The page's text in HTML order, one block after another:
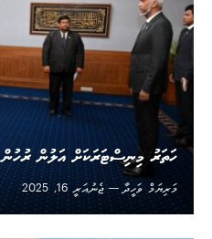
ހަތަރު މިނިސްޓަރަކަށް އަލުން
މަރިޔަމް ވަހީދާ
ޖެނުއަރީ 16, 2025